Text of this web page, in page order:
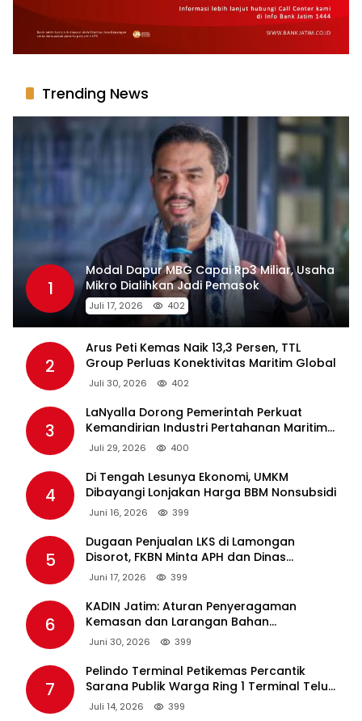
Trending News
1
Modal Dapur MBG Capai Rp3 Miliar, Usaha
Mikro Dialihkan Jadi Pemasok
Juli 17, 2026 402
2
Arus Peti Kemas Naik 13,3 Persen, TTL
Group Perluas Konektivitas Maritim Global
Juli 30, 2026 402
3
LaNyalla Dorong Pemerintah Perkuat
Kemandirian Industri Pertahanan Maritim
Lewat PT PAL
Juli 29, 2026 400
4
Di Tengah Lesunya Ekonomi, UMKM
Dibayangi Lonjakan Harga BBM Nonsubsidi
Juni 16, 2026 399
5
Dugaan Penjualan LKS di Lamongan
Disorot, FKBN Minta APH dan Dinas
Pendidikan Bertindak Tegas.
Juni 17, 2026 399
6
KADIN Jatim: Aturan Penyeragaman
Kemasan dan Larangan Bahan
Tambahan Berpotensi Ganggu Industri
Juni 30, 2026 399
7
Pelindo Terminal Petikemas Percantik
Sarana Publik Warga Ring 1 Terminal Teluk
Lamong Lewat Program TJSL
Juli 14, 2026 399